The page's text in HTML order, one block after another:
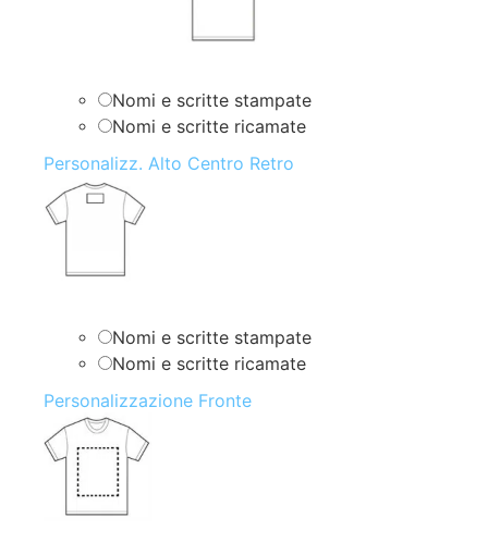
Nomi e scritte stampate
Nomi e scritte ricamate
Personalizz. Alto Centro Retro
Nomi e scritte stampate
Nomi e scritte ricamate
Personalizzazione Fronte